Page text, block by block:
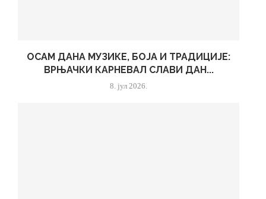
ОСАМ ДАНА МУЗИКЕ, БОЈА И ТРАДИЦИЈЕ:
ВРЊАЧКИ КАРНЕВАЛ СЛАВИ ДАН...
8. јул 2026.